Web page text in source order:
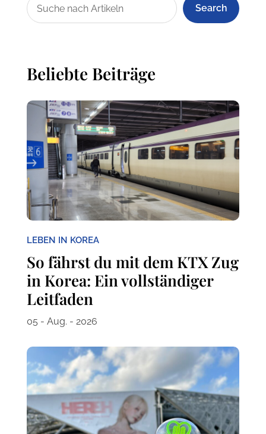
Search
Beliebte Beiträge
LEBEN IN KOREA
So fährst du mit dem KTX Zug
in Korea: Ein vollständiger
Leitfaden
05 - Aug. - 2026